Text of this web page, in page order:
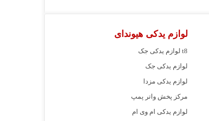
لوازم یدکی هیوندای
لوازم یدکی جک t8
لوازم یدکی جک
لوازم یدکی مزدا
مرکز پخش واتر پمپ
لوازم یدکی ام وی ام